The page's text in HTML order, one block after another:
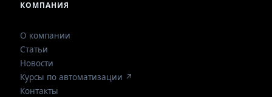
КОМПАНИЯ
О компании
Статьи
Новости
Курсы по автоматизации ↗
Контакты